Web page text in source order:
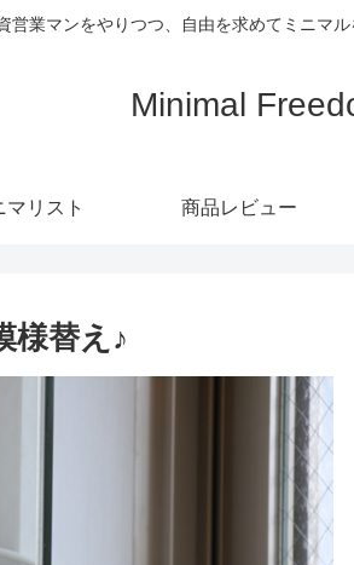
営業マンをやりつつ、自由を求めてミニマ
Minimal
マリスト 商品レビュー
様替え♪